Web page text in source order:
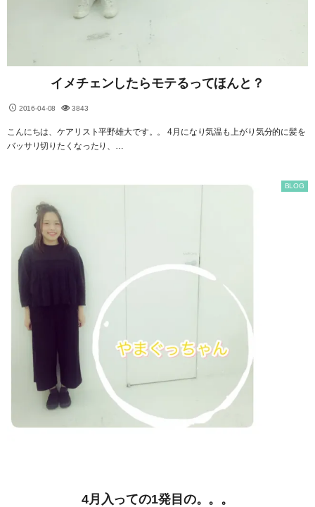
イメチェンしたらモテるってほんと？
2016-04-08 3843
こんにちは、ケアリスト平野雄大です。。 4月になり気温も上がり気分的に髪を
バッサリ切りたくなったり、…
4月入っての1発目の。。。
BLOG